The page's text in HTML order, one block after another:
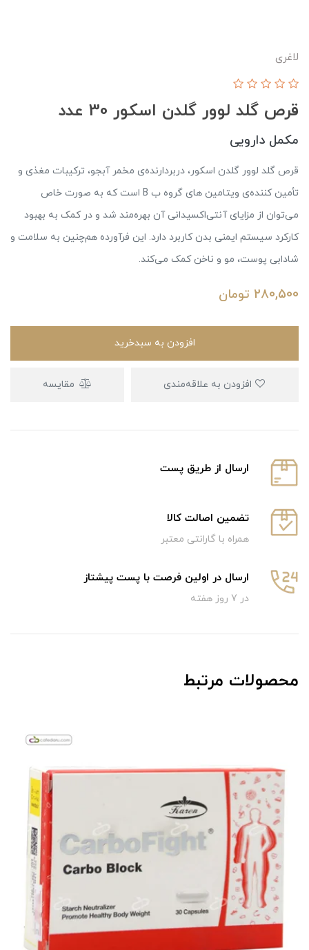
لاغری
قرص گلد لوور گلدن اسکور 30 عدد
مکمل دارویی
قرص گلد لوور گلدن اسکور، دربردارنده‌ی مخمر آبجو، ترکیبات مغذی و
تأمین کننده‌ی ویتامین های گروه ب B است که به صورت خاص
می‌توان از مزایای آنتی‌اکسیدانی آن بهره‌مند شد و در کمک به بهبود
کارکرد سیستم ایمنی بدن کاربرد دارد. این فرآورده هم‌چنین به سلامت و
شادابی پوست، مو و ناخن کمک می‌کند.
280,500 تومان
افزودن به سبدخرید
مقایسه
ارسال از طریق پست
تضمین اصالت کالا
همراه با گارانتی معتبر
ارسال در اولین فرصت با پست پیشتاز
در 7 روز هفته
محصولات مرتبط